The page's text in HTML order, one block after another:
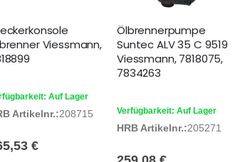
Viessmann,
Auf Lager
Artikelnr.:208715
€
Ölbrennerpumpe
Suntec ALV 35 C 9519
Viessmann, 7818075,
7834263
Verfügbarkeit: Auf Lager
HRB Artikelnr.:205271